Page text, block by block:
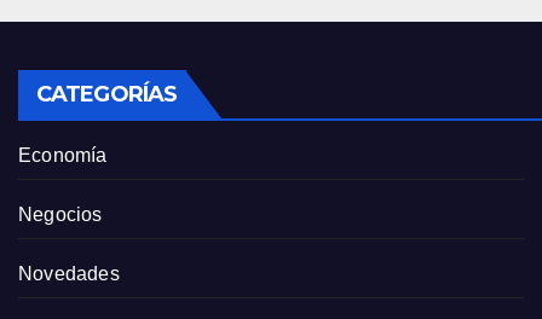
CATEGORÍAS
Economía
Negocios
Novedades